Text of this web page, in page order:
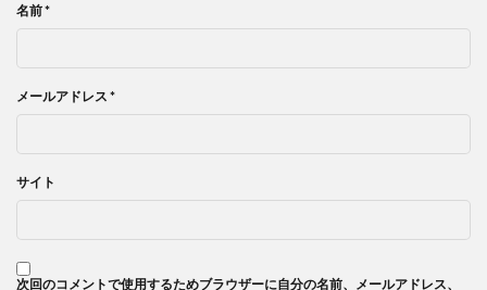
名前*
メールアドレス *
サイト
次回のコメントで使用するためブラウザーに自分の名前、メールアドレス、